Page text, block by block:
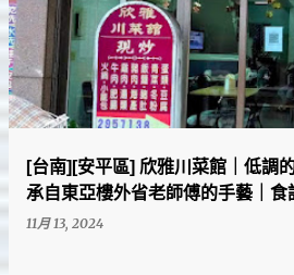
[台南][安平區] 欣雅川菜館｜低調
承自東亞樓外省老師傅的手藝｜食
11月 13, 2024